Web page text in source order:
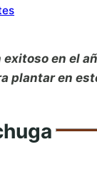
en el
plantar en